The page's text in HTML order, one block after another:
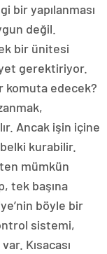
bir yapılanması
değil.
bir ünitesi
gerektiriyor.
komuta edecek?
Ancak işin içine
kurabilir.
mümkün
tek başına
böyle bir
sistemi,
Kısacası